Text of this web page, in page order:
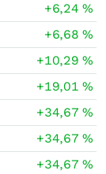
+6,24%
+6,68%
+10,29%
+19,01%
+34,67%
+34,67%
+34,67%